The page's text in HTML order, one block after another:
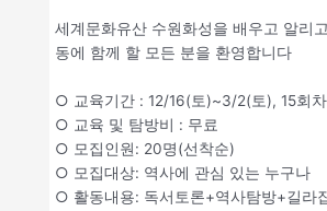
세계문화유산 수원화성을 배우고 알리
동에 함께 할 모든 분을 환영합니다
○ 교육기간 : 12/16(토)~3/2(토), 15회
○ 교육 및 탐방비 : 무료
○ 모집인원: 20명(선착순)
○ 모집대상: 역사에 관심 있는 누구나
○ 활동내용: 독서토론+역사탐방+길라